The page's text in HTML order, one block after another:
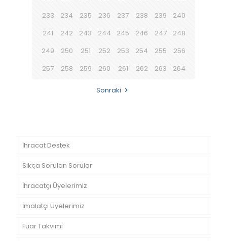
233
234 235 236 237 238 239
240
241
242 243 244 245 246 247
248
249
250 251 252 253 254 255
256
257
258 259 260 261 262 263 264
Sonraki
İhracat Destek
Sıkça Sorulan Sorular
İhracatçı Üyelerimiz
İmalatçı Üyelerimiz
Fuar Takvimi